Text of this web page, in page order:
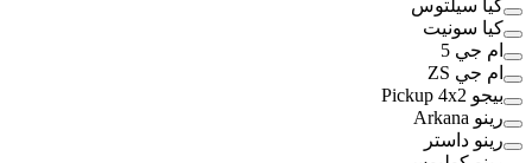
كيا سيلتوس
كيا سونيت
ام جي 5
ام جي ZS
بيجو Pickup 4x2
رينو Arkana
رينو داستر